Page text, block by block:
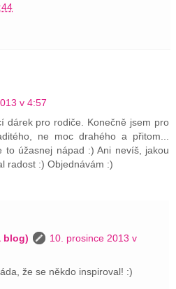
v 4:57
dárek pro rodiče. Konečně jsem pro
ne moc drahého a přitom...
to úžasnej nápad :) Ani nevíš, jakou
radost :) Objednávám :)
blog)
10. prosince 2013 v
že se někdo inspiroval! :)